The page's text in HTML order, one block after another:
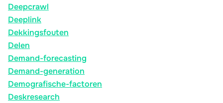
Deepcrawl
Deeplink
Dekkingsfouten
Delen
Demand-forecasting
Demand-generation
Demografische-factoren
Deskresearch